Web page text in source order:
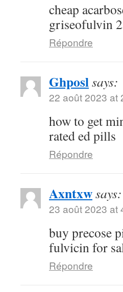
cheap
griseofulvin
Répondre
Ghposlsays:
22 août 2023 at
how to get
rated ed pills
Répondre
Axntxwsays:
23 août 2023 at
buy precose
fulvicin for
Répondre